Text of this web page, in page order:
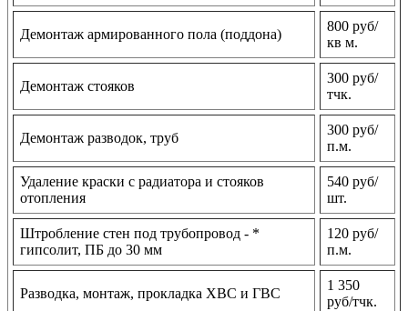
Демонтаж армированного пола (поддона)
800 руб/
кв м.
Демонтаж стояков
300 руб/
тчк.
Демонтаж разводок, труб
300 руб/
п.м.
Удаление краски с радиатора и стояков
отопления
540 руб/
шт.
Штробление стен под трубопровод - *
гипсолит, ПБ до 30 мм
120 руб/
п.м.
Разводка, монтаж, прокладка ХВС и ГВС
1 350
руб/тчк.